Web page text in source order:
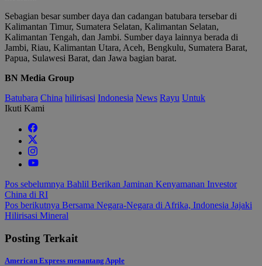
Sebagian besar sumber daya dan cadangan batubara tersebar di
Kalimantan Timur, Sumatera Selatan, Kalimantan Selatan,
Kalimantan Tengah, dan Jambi. Sumber daya lainnya berada di
Jambi, Riau, Kalimantan Utara, Aceh, Bengkulu, Sumatera Barat,
Papua, Sulawesi Barat, dan Jawa bagian barat.
BN Media Group
Batubara China hilirisasi Indonesia News Rayu Untuk
Ikuti Kami
Navigasi
pos
Pos sebelumnya Bahlil Berikan Jaminan Kenyamanan Investor
China di RI
Pos berikutnya Bersama Negara-Negara di Afrika, Indonesia Jajaki
Hilirisasi Mineral
Posting Terkait
American Express menantang Apple